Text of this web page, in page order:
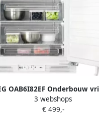
OAB6I82EF Onderbouw
deur-op-deur Energielabel E
3 webshops
€ 499,-